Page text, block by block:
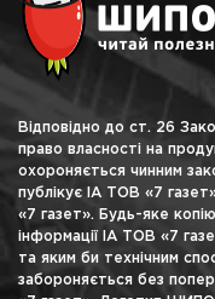
Відповідно до ст. 26
право власності на
охороняється чинним
публікує ІА ТОВ «7
«7 газет». Будь-яке
інформації ІА ТОВ «7
та яким би технічним
забороняється без